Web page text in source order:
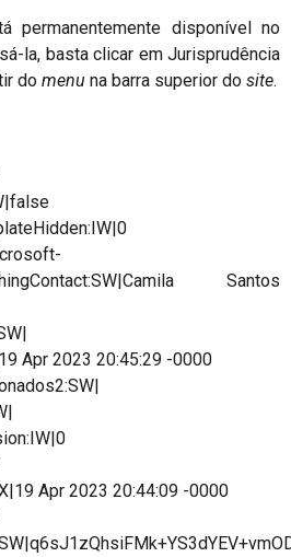
permanentemente disponível no
la, basta clicar em Jurisprudência
do menu na barra superior do site.
Santos
Apr 2023 20:45:29 -0000
Apr 2023 20:44:09 -0000